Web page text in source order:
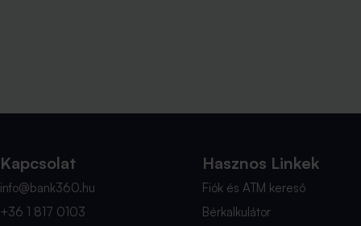
Kapcsolat
info@bank360.hu
+36 1 817 0103
Hasznos Linkek
Fiók és ATM kereső
Bérkalkulátor